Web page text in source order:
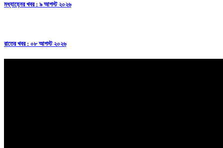
মধ্যাহ্নের খবর : ৯ আগস্ট ২০২৬
রাতের খবর : ০৮ আগস্ট ২০২৬